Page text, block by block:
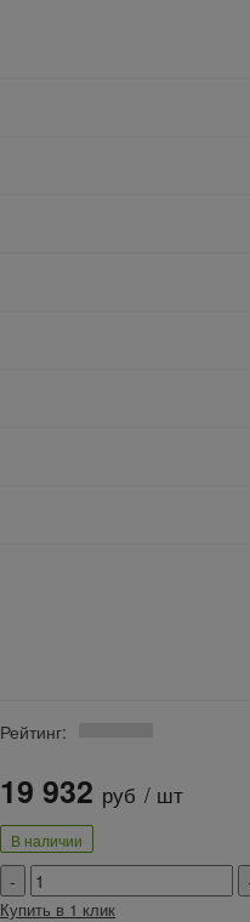
Рейтинг:
19 932 руб / шт
В наличии
Купить в 1 клик